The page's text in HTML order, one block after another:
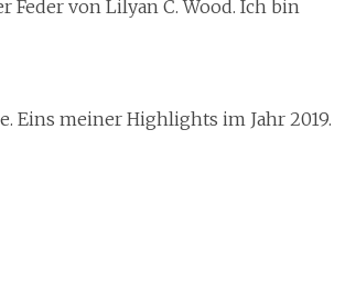
Feder von Lilyan C. Wood. Ich bin
Eins meiner Highlights im Jahr 2019.